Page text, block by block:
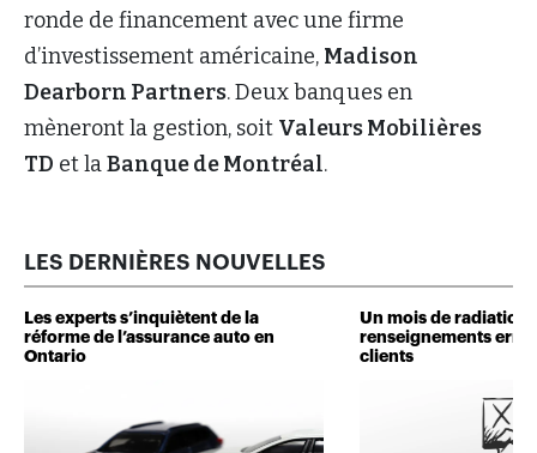
ronde de financement avec une firme
d’investissement américaine, Madison
Dearborn Partners. Deux banques en
mèneront la gestion, soit Valeurs Mobilières
TD et laBanque de Montréal.
LES DERNIÈRES NOUVELLES
Les experts s’inquiètent de la
réforme de l’assurance auto en
Ontario
Un mois de radiation
renseignements
clients